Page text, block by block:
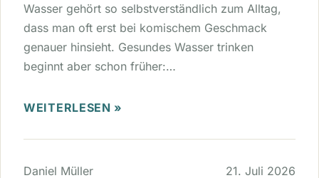
Wasser gehört so selbstverständlich zum Alltag,
dass man oft erst bei komischem Geschmack
genauer hinsieht. Gesundes Wasser trinken
beginnt aber schon früher:…
WEITERLESEN »
Daniel Müller 21. Juli 2026